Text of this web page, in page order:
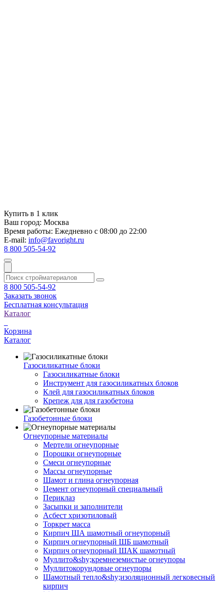
Купить в 1 клик
Ваш город: Москва
Время работы: Ежедневно с 08:00 до 22:00
E-mail: info@favoright.ru
8 800 505-54-92
8 800 505-54-92
Заказать звонок
Бесплатная консультация
Каталог
Корзина
Каталог
Газосиликатные блоки
Газосиликатные блоки
Инструмент для газосиликатных блоков
Клей для газосиликатных блоков
Крепеж для для газобетона
Газобетонные блоки
Огнеупорные материалы
Мертели огнеупорные
Порошки огнеупорные
Смеси огнеупорные
Массы огнеупорные
Шамот и глина огнеупорная
Цемент огнеупорный специальный
Периклаз
Засыпки и заполнители
Асбест хризотиловый
Торкрет масса
Кирпич ША шамотный огнеупорный
Кирпич огнеупорный ШБ шамотный
Кирпич огнеупорный ШАК шамотный
Муллито&shy;­кремнеземистые огнеупоры
Муллито­корундовые огнеупоры
Шамотный тепло&shy;изоляционный легковесный
кирпич